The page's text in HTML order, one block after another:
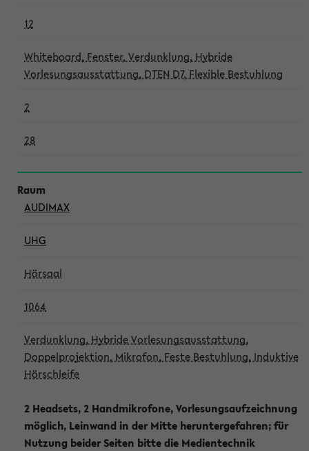
12
Whiteboard, Fenster, Verdunklung, Hybride
Vorlesungsausstattung, DTEN D7, Flexible Bestuhlung
2
28
AUDIMAX
UHG
Hörsaal
1064
Verdunklung, Hybride Vorlesungsausstattung,
Doppelprojektion, Mikrofon, Feste Bestuhlung, Induktive
Hörschleife
2 Headsets, 2 Handmikrofone, Vorlesungsaufzeichnung
möglich, Leinwand in der Mitte heruntergefahren; für
Nutzung beider Seiten bitte die Medientechnik